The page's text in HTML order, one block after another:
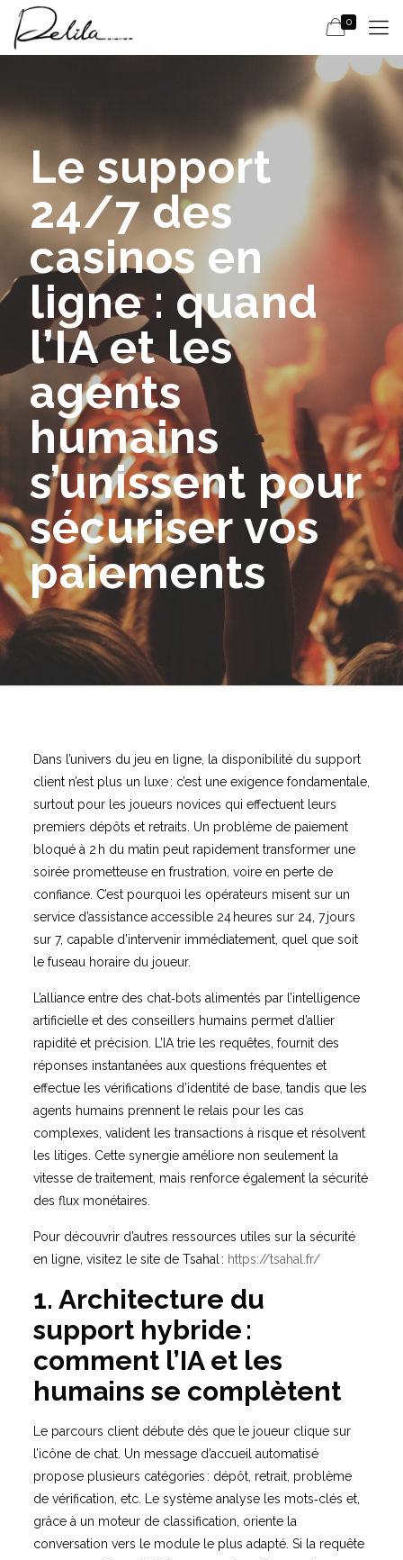
0
Le support
24/7 des
casinos en
ligne : quand
l’IA et les
agents
humains
s’unissent pour
sécuriser vos
paiements
Dans l’univers du jeu en ligne, la disponibilité du support
client n’est plus un luxe : c’est une exigence fondamentale,
surtout pour les joueurs novices qui effectuent leurs
premiers dépôts et retraits. Un problème de paiement
bloqué à 2 h du matin peut rapidement transformer une
soirée prometteuse en frustration, voire en perte de
confiance. C’est pourquoi les opérateurs misent sur un
service d’assistance accessible 24 heures sur 24, 7 jours
sur 7, capable d’intervenir immédiatement, quel que soit
le fuseau horaire du joueur.
L’alliance entre des chat‑bots alimentés par l’intelligence
artificielle et des conseillers humains permet d’allier
rapidité et précision. L’IA trie les requêtes, fournit des
réponses instantanées aux questions fréquentes et
effectue les vérifications d’identité de base, tandis que les
agents humains prennent le relais pour les cas
complexes, valident les transactions à risque et résolvent
les litiges. Cette synergie améliore non seulement la
vitesse de traitement, mais renforce également la sécurité
des flux monétaires.
Pour découvrir d’autres ressources utiles sur la sécurité
en ligne, visitez le site de Tsahal : https://tsahal.fr/
1. Architecture du
support hybride :
comment l’IA et les
humains se complètent
Le parcours client débute dès que le joueur clique sur
l’icône de chat. Un message d’accueil automatisé
propose plusieurs catégories : dépôt, retrait, problème
de vérification, etc. Le système analyse les mots‑clés et,
grâce à un moteur de classification, oriente la
conversation vers le module le plus adapté. Si la requête